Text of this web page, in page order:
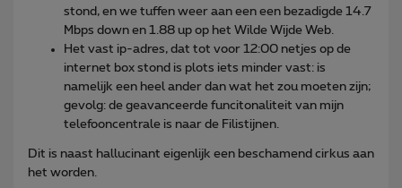
stond, en we tuffen weer aan een een bezadigde 14.7
Mbps down en 1.88 up op het Wilde Wijde Web.
Het vast ip-adres, dat tot voor 12:00 netjes op de
internet box stond is plots iets minder vast: is
namelijk een heel ander dan wat het zou moeten zijn;
gevolg: de geavanceerde funcitonaliteit van mijn
telefooncentrale is naar de Filistijnen.
Dit is naast hallucinant eigenlijk een beschamend cirkus aan
het worden.